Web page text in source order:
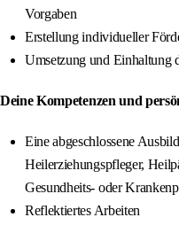
Vorgaben
Erstellung individueller
Umsetzung und Einhaltung
Deine Kompetenzen und
Eine abgeschlossene
Heilerziehungspfleger,
Gesundheits- oder
Reflektiertes Arbeiten